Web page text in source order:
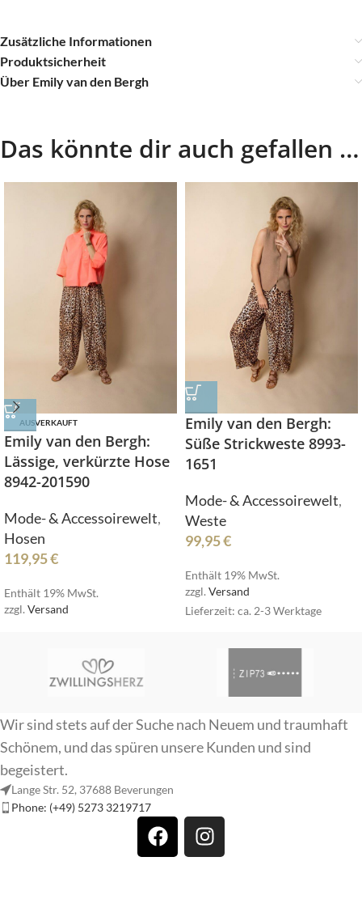
Zusätzliche Informationen
Produktsicherheit
Über Emily van den Bergh
Das könnte dir auch gefallen …
AUSVERKAUFT
Emily van den Bergh:
Lässige, verkürzte Hose
8942-201590
Mode- & Accessoirewelt,
Hosen
119,95€
Enthält 19% MwSt.
zzgl. Versand
Emily van den Bergh:
Süße Strickweste 8993-
1651
Mode- & Accessoirewelt,
Weste
99,95€
Enthält 19% MwSt.
zzgl. Versand
Lieferzeit: ca. 2-3 Werktage
Wir sind stets auf der Suche nach Neuem und traumhaft
Schönem, und das spüren unsere Kunden und sind
begeistert.
Lange Str. 52, 37688 Beverungen
Phone: (+49) 5273 3219717